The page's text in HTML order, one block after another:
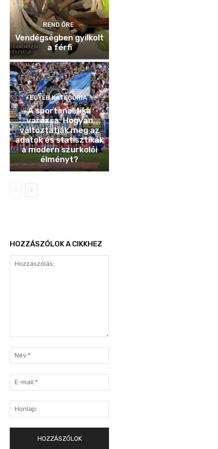
REND ŐRE
Vendégségben gyilkolt
a férfi
EGYÉB KATEGÓRIA
A sportanalitika
varázsa: Hogyan
változtatják meg az
adatok és statisztikák
a modern szurkolói
élményt?
HOZZÁSZÓLOK A CIKKHEZ
mail:*